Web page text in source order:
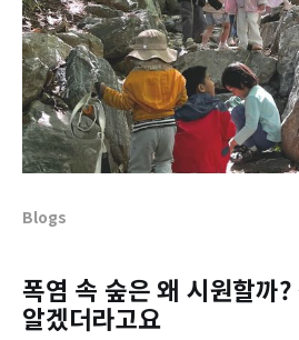
Blogs
폭염 속 숲은 왜 시원할까
알겠더라고요